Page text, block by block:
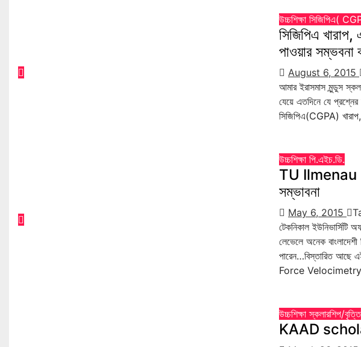
উচ্চশিক্ষা সিজিপিএ(
সিজিপিএ খারাপ,
পাওয়ার
August 6, 2015
আমার ইরাসমাস মুন্ডুস
যেয়ে এতদিনে যে
সিজিপিএ(CGPA)
উচ্চশিক্ষা পি.এইচ.ডি.
TU Ilmenau
সম্ভাবনা
May 6, 2015
টেকনিকাল ইউনিভার্সিটি
লেভেলে অনেক
পারেন…বিস্তারিত আছে
Force
উচ্চশিক্ষাস্কলারশিপ/বৃত্তি
KAAD